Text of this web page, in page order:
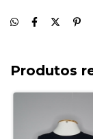
Produtos